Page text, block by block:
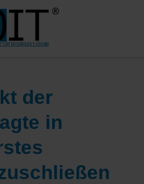
der
in